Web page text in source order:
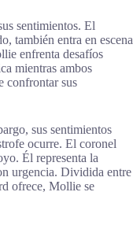
sentimientos. El
también entra en escena
enfrenta desafíos
mientras ambos
confrontar sus
sus sentimientos
ocurre. El coronel
Él representa la
urgencia. Dividida entre
ofrece, Mollie se